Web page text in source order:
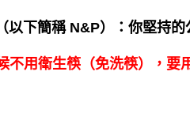
（以下簡稱 N&P）：你堅持
不用衛生筷（免洗筷），要